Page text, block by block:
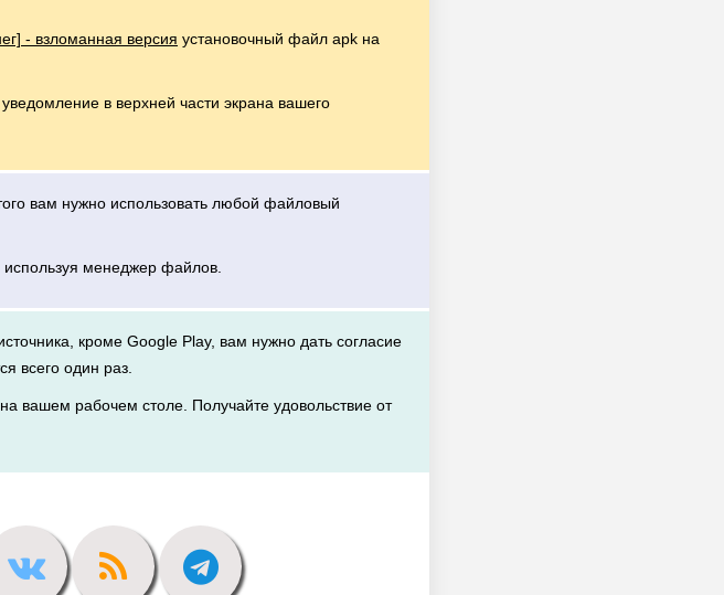
- взломанная версия установочный файл apk на
в верхней части экрана вашего
вам нужно использовать любой файловый
используя менеджер файлов.
кроме Google Play, вам нужно дать согласие
всего один раз.
вашем рабочем столе. Получайте удовольствие от